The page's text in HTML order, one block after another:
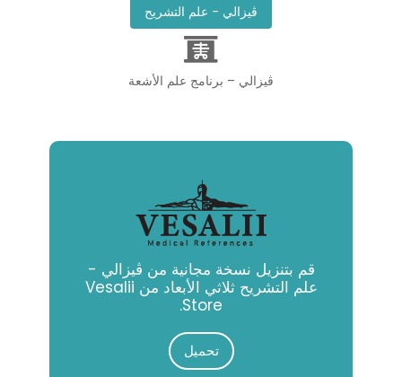
ڨيزالي - علم التشريح
ڨيزالي – برنامج علم الأشعة
قم بتنزيل نسخة مجانية من ڨيزالي -
علم التشريح ثلاثي الأبعاد من Vesalii
Store.
تحميل